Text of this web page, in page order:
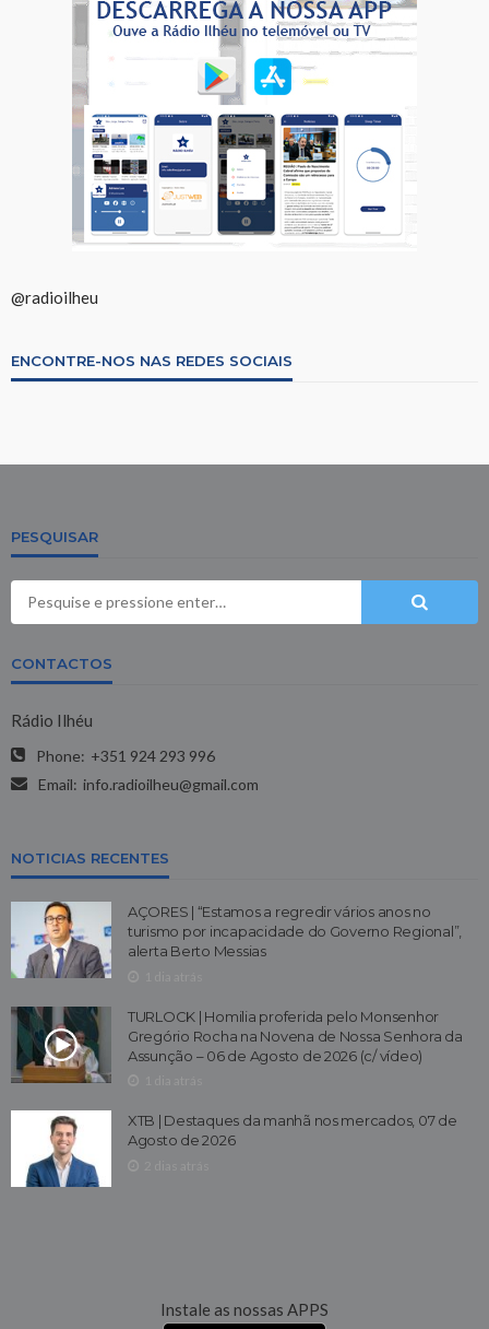
@radioilheu
ENCONTRE-NOS NAS REDES SOCIAIS
PESQUISAR
CONTACTOS
Rádio Ilhéu
Phone: +351 924 293 996
Email: info.radioilheu@gmail.com
NOTICIAS RECENTES
AÇORES | “Estamos a regredir vários anos no
turismo por incapacidade do Governo Regional”,
alerta Berto Messias
TURLOCK | Homilia proferida pelo Monsenhor
Gregório Rocha na Novena de Nossa Senhora da
Assunção – 06 de Agosto de 2026 (c/ vídeo)
XTB | Destaques da manhã nos mercados, 07 de
Agosto de 2026
Instale as nossas APPS